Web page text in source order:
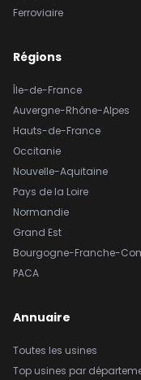
Ferroviaire
Régions
Île-de-France
Auvergne-Rhône-Alpes
Hauts-de-France
Occitanie
Nouvelle-Aquitaine
Pays de la Loire
Normandie
Grand Est
Bourgogne-Franche-
PACA
Annuaire
Toutes les usines
Top usines par